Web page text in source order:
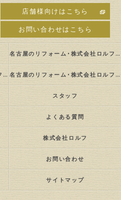
店舗様向けはこちら
お問い合わせはこちら
名古屋のリフォーム･株式会社ロルフの口コミ情報
名古屋のリフォーム･株式会社ロルフの評判 名古屋のリフォーム･株式会社ロルフのお客様の声
スタッフ
よくある質問
株式会社ロルフ
お問い合わせ
サイトマップ